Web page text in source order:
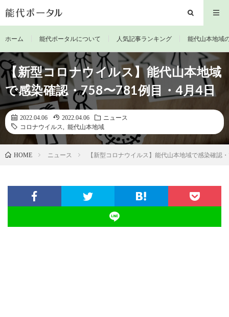
ホーム 能代ポータルについて 人気記事ランキング 能代山本地域
【新型コロナウイルス】能代山本地域
で感染確認・758〜781例目・4月4日
2022.04.06 2022.04.06
ニュース
コロナウイルス
能代山本地域
HOME ニュース 【新型コロナウイルス】能代山本地域で感染確認